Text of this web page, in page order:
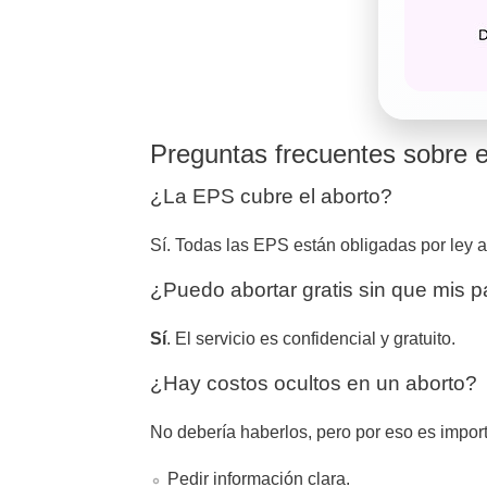
Preguntas frecuentes sobre
¿La EPS cubre el aborto?
Sí. Todas las EPS están obligadas por ley
¿Puedo abortar gratis sin que mis
Sí. El servicio es confidencial y gratuito.
¿Hay costos ocultos en un aborto?
No debería haberlos, pero por eso es
Pedir información clara.